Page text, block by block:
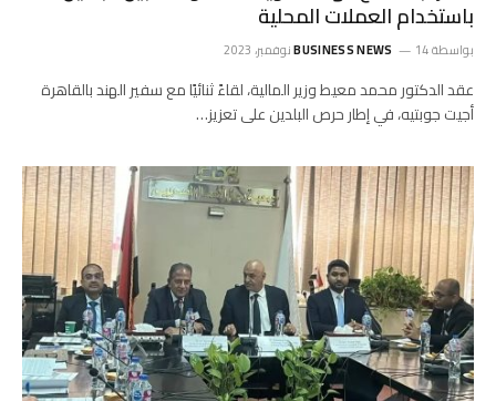
باستخدام العملات المحلية
بواسطة BUSINESS NEWS 14 نوفمبر، 2023
عقد الدكتور محمد معيط وزير المالية، لقاءً ثنائيًا مع سفير الهند بالقاهرة
أجيت جوبتيه، في إطار حرص البلدين على تعزيز…